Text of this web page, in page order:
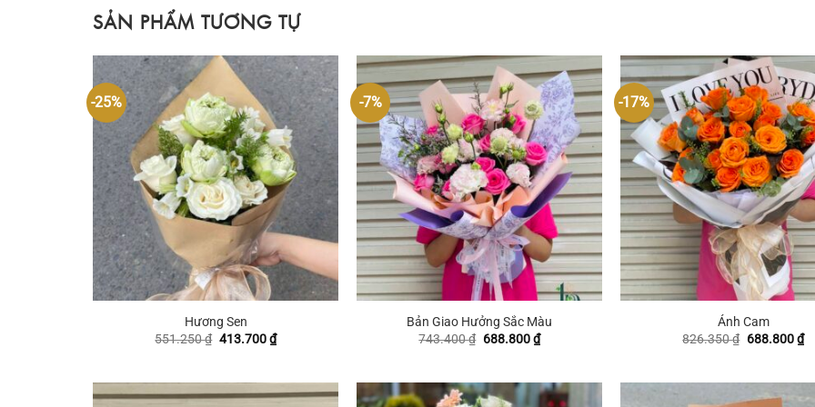
SẢN PHẨM TƯƠNG TỰ
-25%
+
Hương Sen
551.250₫ Giá
413.700₫Giá
413.700 ₫.
-7%
+
Bản Giao Hưởng Sắc Màu
743.400₫ Giá
688.800₫Giá
688.800 ₫.
-17%
+
Ánh Cam
826.350₫ Giá
688.800₫Giá